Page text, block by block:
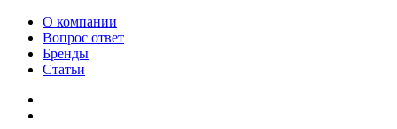
О компании
Вопрос ответ
Бренды
Статьи